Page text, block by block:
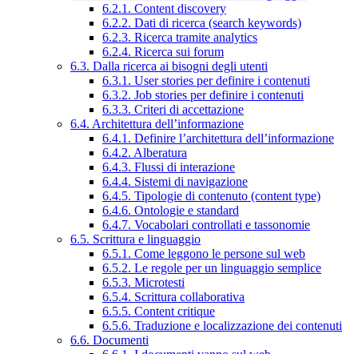
6.2.1. Content discovery
6.2.2. Dati di ricerca (search keywords)
6.2.3. Ricerca tramite analytics
6.2.4. Ricerca sui forum
6.3. Dalla ricerca ai bisogni degli utenti
6.3.1. User stories per definire i contenuti
6.3.2. Job stories per definire i contenuti
6.3.3. Criteri di accettazione
6.4. Architettura dell’informazione
6.4.1. Definire l’architettura dell’informazione
6.4.2. Alberatura
6.4.3. Flussi di interazione
6.4.4. Sistemi di navigazione
6.4.5. Tipologie di contenuto (content type)
6.4.6. Ontologie e standard
6.4.7. Vocabolari controllati e tassonomie
6.5. Scrittura e linguaggio
6.5.1. Come leggono le persone sul web
6.5.2. Le regole per un linguaggio semplice
6.5.3. Microtesti
6.5.4. Scrittura collaborativa
6.5.5. Content critique
6.5.6. Traduzione e localizzazione dei contenuti
6.6. Documenti